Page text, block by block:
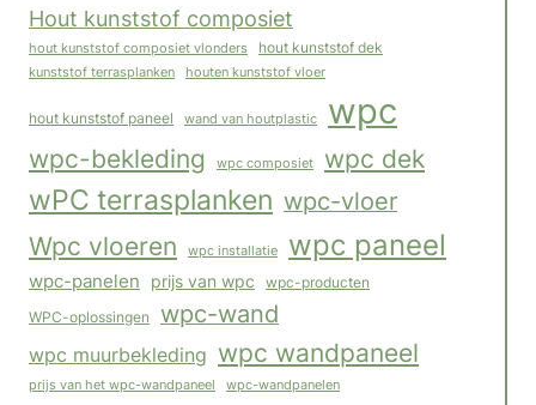
Hout kunststof composiet
hout kunststof composiet vlonders hout kunststof dek
kunststof terrasplanken houten kunststof vloer
hout kunststof paneel wand van houtplastic wpc
wpc-bekleding wpc composiet wpc dek
wPC terrasplanken wpc-vloer
Wpc vloeren wpc installatie wpc paneel
wpc-panelen prijs van wpc
wpc-producten
WPC-oplossingen
wpc-wand
wpc muurbekleding wpc wandpaneel
prijs van het wpc-wandpaneel wpc-wandpanelen